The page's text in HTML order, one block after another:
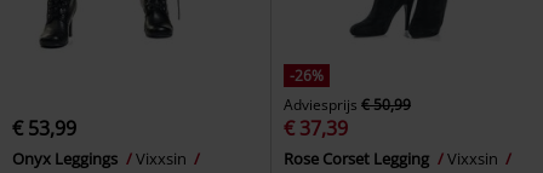
€ 53,99
Onyx Leggings
Vixxsin
-26%
Adviesprijs € 50,99
€ 37,39
Rose Corset Legging
Vixxsin